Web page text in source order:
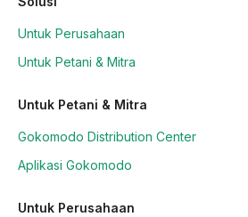
Untuk Perusahaan
Untuk Petani & Mitra
Untuk Petani & Mitra
Gokomodo Distribution Center
Aplikasi Gokomodo
Untuk Perusahaan